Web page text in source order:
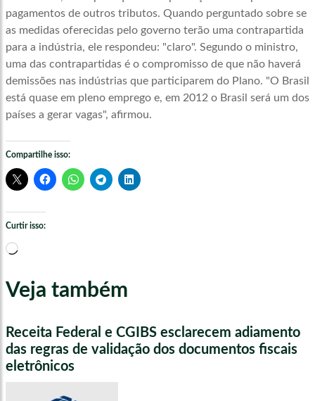
pagamentos de outros tributos. Quando perguntado sobre se
as medidas oferecidas pelo governo terão uma contrapartida
para a indústria, ele respondeu: "claro". Segundo o ministro,
uma das contrapartidas é o compromisso de que não haverá
demissões nas indústrias que participarem do Plano. "O Brasil
está quase em pleno emprego e, em 2012 o Brasil será um dos
países a gerar vagas", afirmou.
Compartilhe isso:
Curtir isso:
Carregando...
Veja também
Receita Federal e CGIBS esclarecem adiamento
das regras de validação dos documentos fiscais
eletrônicos